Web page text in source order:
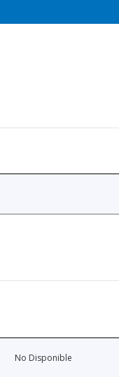
No Disponible